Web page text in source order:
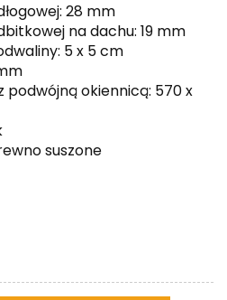
28 mm
na dachu: 19 mm
5 x 5 cm
podwójną okiennicą: 570 x
suszone